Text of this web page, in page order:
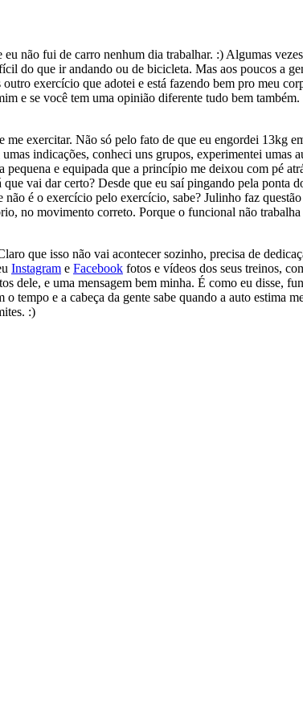
não fui de carro nenhum dia trabalhar. :) Algumas
do que ir andando ou de bicicleta. Mas aos poucos a
exercício que adotei e está fazendo bem pro meu
e se você tem uma opinião diferente tudo bem
exercitar. Não só pelo fato de que eu engordei 13kg
indicações, conheci uns grupos, experimentei umas
pequena e equipada que a princípio me deixou com pé
vai dar certo? Desde que eu saí pingando pela ponta
é o exercício pelo exercício, sabe? Julinho faz
no movimento correto. Porque o funcional não
que isso não vai acontecer sozinho, precisa de
Instagram e Facebook fotos e vídeos dos seus treinos,
dele, e uma mensagem bem minha. É como eu disse,
tempo e a cabeça da gente sabe quando a auto estima
:)